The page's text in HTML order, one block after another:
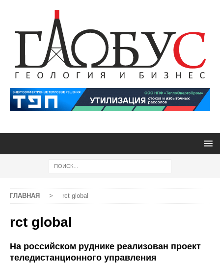
ГЛАВНАЯ > rct global
rct global
На российском руднике реализован проект
теледистанционного управления